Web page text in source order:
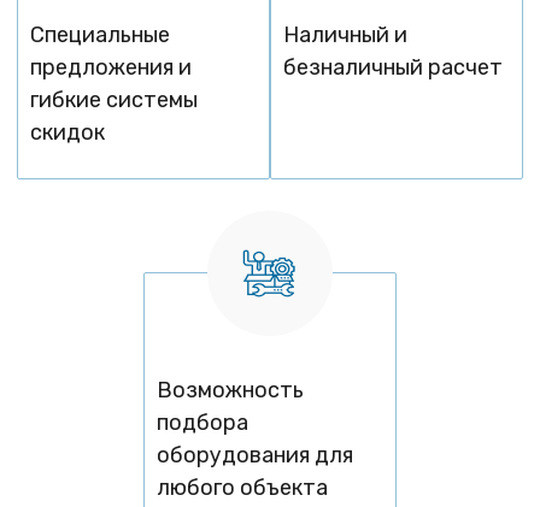
Специальные
предложения и
гибкие системы
скидок
Наличный и
безналичный расчет
Возможность
подбора
оборудования для
любого объекта